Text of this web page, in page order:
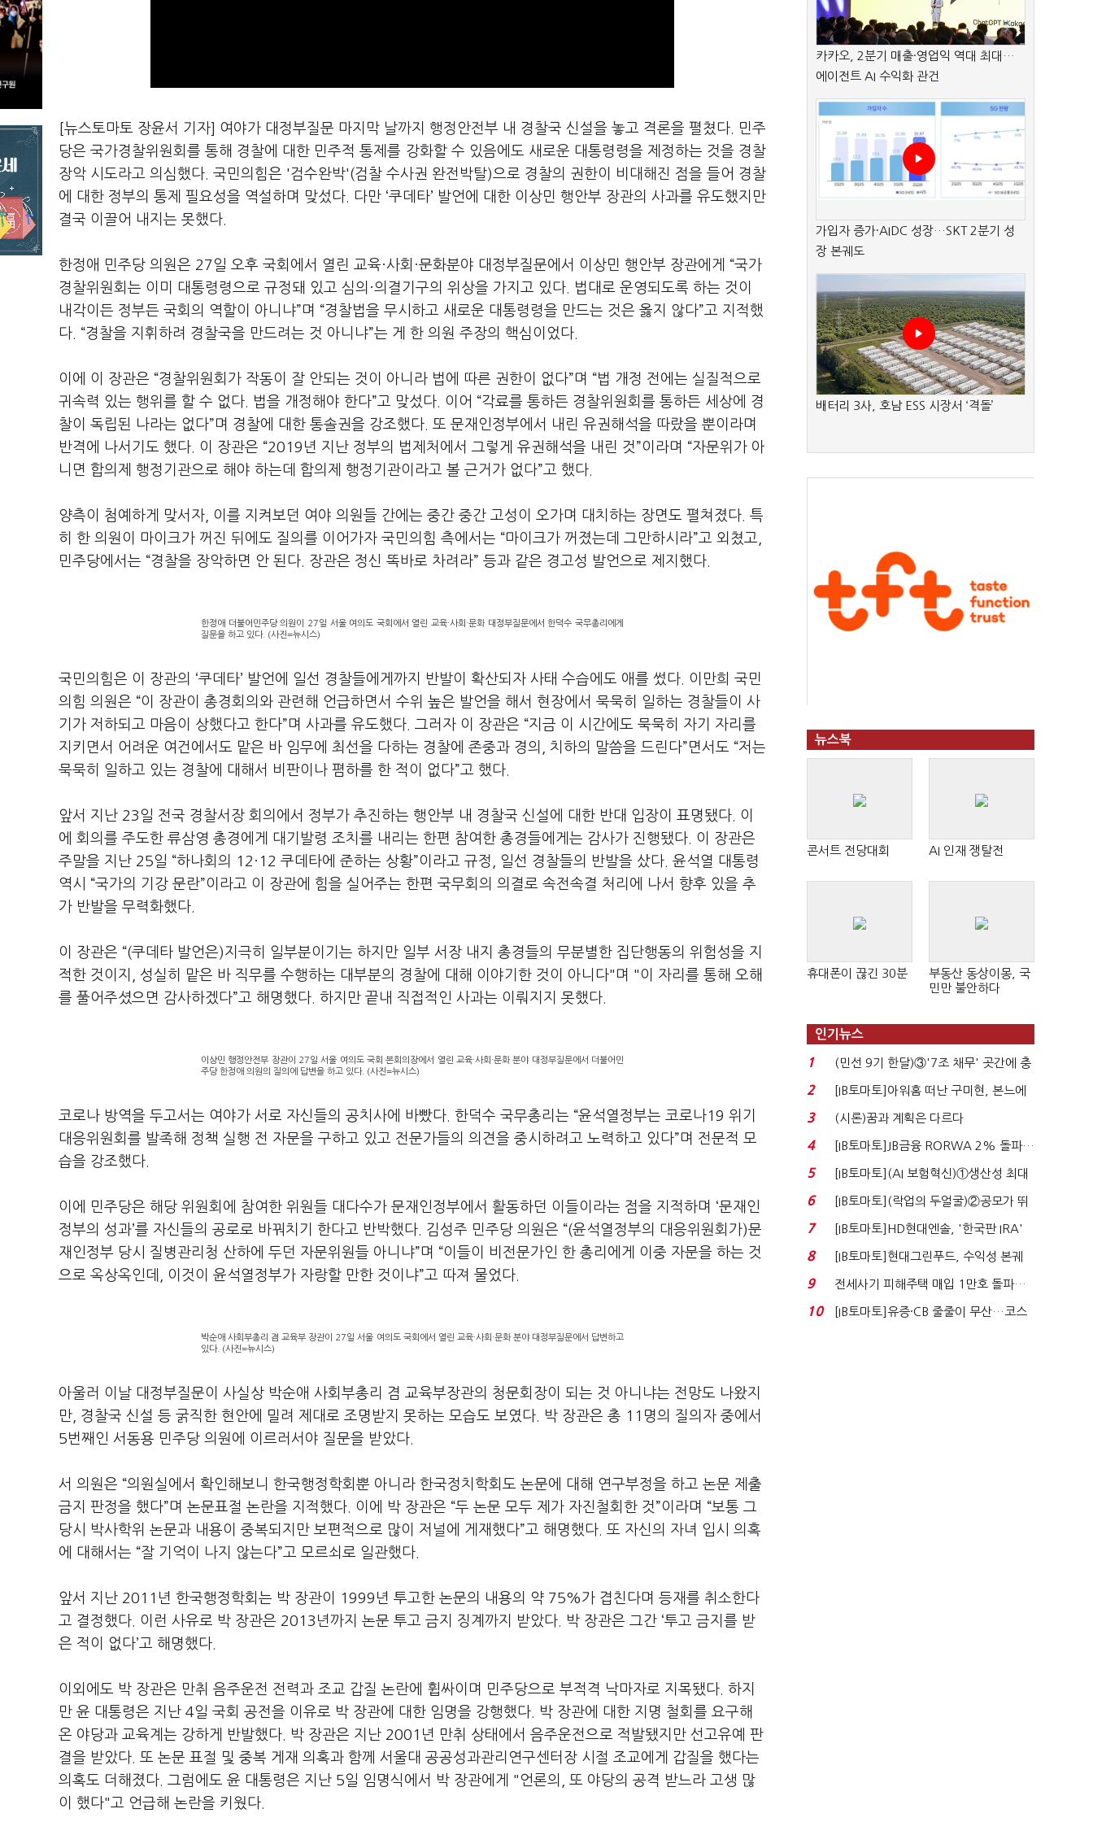
[뉴스토마토 장윤서 기자] 여야가 대정부질문 마지막 날까지 행정안전부 내 경찰국 신설을 놓고 격론을 펼쳤다. 민주
당은 국가경찰위원회를 통해 경찰에 대한 민주적 통제를 강화할 수 있음에도 새로운 대통령령을 제정하는 것을 경찰
장악 시도라고 의심했다. 국민의힘은 '검수완박'(검찰 수사권 완전박탈)으로 경찰의 권한이 비대해진 점을 들어 경찰
에 대한 정부의 통제 필요성을 역설하며 맞섰다. 다만 ‘쿠데타’ 발언에 대한 이상민 행안부 장관의 사과를 유도했지만
결국 이끌어 내지는 못했다.
한정애 민주당 의원은 27일 오후 국회에서 열린 교육·사회·문화분야 대정부질문에서 이상민 행안부 장관에게 “국가
경찰위원회는 이미 대통령령으로 규정돼 있고 심의·의결기구의 위상을 가지고 있다. 법대로 운영되도록 하는 것이
내각이든 정부든 국회의 역할이 아니냐”며 “경찰법을 무시하고 새로운 대통령령을 만드는 것은 옳지 않다”고 지적했
다. “경찰을 지휘하려 경찰국을 만드려는 것 아니냐”는 게 한 의원 주장의 핵심이었다.
이에 이 장관은 “경찰위원회가 작동이 잘 안되는 것이 아니라 법에 따른 권한이 없다”며 “법 개정 전에는 실질적으로
귀속력 있는 행위를 할 수 없다. 법을 개정해야 한다”고 맞섰다. 이어 “각료를 통하든 경찰위원회를 통하든 세상에 경
찰이 독립된 나라는 없다”며 경찰에 대한 통솔권을 강조했다. 또 문재인정부에서 내린 유권해석을 따랐을 뿐이라며
반격에 나서기도 했다. 이 장관은 “2019년 지난 정부의 법제처에서 그렇게 유권해석을 내린 것”이라며 “자문위가 아
니면 합의제 행정기관으로 해야 하는데 합의제 행정기관이라고 볼 근거가 없다”고 했다.
양측이 첨예하게 맞서자, 이를 지켜보던 여야 의원들 간에는 중간 중간 고성이 오가며 대치하는 장면도 펼쳐졌다. 특
히 한 의원이 마이크가 꺼진 뒤에도 질의를 이어가자 국민의힘 측에서는 “마이크가 꺼졌는데 그만하시라”고 외쳤고,
민주당에서는 “경찰을 장악하면 안 된다. 장관은 정신 똑바로 차려라” 등과 같은 경고성 발언으로 제지했다.
한정애 더불어민주당 의원이 27일 서울 여의도 국회에서 열린 교육·사회·문화 대정부질문에서 한덕수 국무총리에게
질문을 하고 있다. (사진=뉴시스)
국민의힘은 이 장관의 ‘쿠데타’ 발언에 일선 경찰들에게까지 반발이 확산되자 사태 수습에도 애를 썼다. 이만희 국민
의힘 의원은 “이 장관이 총경회의와 관련해 언급하면서 수위 높은 발언을 해서 현장에서 묵묵히 일하는 경찰들이 사
기가 저하되고 마음이 상했다고 한다”며 사과를 유도했다. 그러자 이 장관은 “지금 이 시간에도 묵묵히 자기 자리를
지키면서 어려운 여건에서도 맡은 바 임무에 최선을 다하는 경찰에 존중과 경의, 치하의 말씀을 드린다”면서도 “저는
묵묵히 일하고 있는 경찰에 대해서 비판이나 폄하를 한 적이 없다”고 했다.
앞서 지난 23일 전국 경찰서장 회의에서 정부가 추진하는 행안부 내 경찰국 신설에 대한 반대 입장이 표명됐다. 이
에 회의를 주도한 류삼영 총경에게 대기발령 조치를 내리는 한편 참여한 총경들에게는 감사가 진행됐다. 이 장관은
주말을 지난 25일 “하나회의 12·12 쿠데타에 준하는 상황”이라고 규정, 일선 경찰들의 반발을 샀다. 윤석열 대통령
역시 “국가의 기강 문란”이라고 이 장관에 힘을 실어주는 한편 국무회의 의결로 속전속결 처리에 나서 향후 있을 추
가 반발을 무력화했다.
이 장관은 “(쿠데타 발언은)지극히 일부분이기는 하지만 일부 서장 내지 총경들의 무분별한 집단행동의 위험성을 지
적한 것이지, 성실히 맡은 바 직무를 수행하는 대부분의 경찰에 대해 이야기한 것이 아니다"며 "이 자리를 통해 오해
를 풀어주셨으면 감사하겠다”고 해명했다. 하지만 끝내 직접적인 사과는 이뤄지지 못했다.
이상민 행정안전부 장관이 27일 서울 여의도 국회 본회의장에서 열린 교육·사회·문화 분야 대정부질문에서 더불어민
주당 한정애 의원의 질의에 답변을 하고 있다. (사진=뉴시스)
코로나 방역을 두고서는 여야가 서로 자신들의 공치사에 바빴다. 한덕수 국무총리는 “윤석열정부는 코로나19 위기
대응위원회를 발족해 정책 실행 전 자문을 구하고 있고 전문가들의 의견을 중시하려고 노력하고 있다”며 전문적 모
습을 강조했다.
이에 민주당은 해당 위원회에 참여한 위원들 대다수가 문재인정부에서 활동하던 이들이라는 점을 지적하며 ‘문재인
정부의 성과’를 자신들의 공로로 바꿔치기 한다고 반박했다. 김성주 민주당 의원은 “(윤석열정부의 대응위원회가)문
재인정부 당시 질병관리청 산하에 두던 자문위원들 아니냐”며 “이들이 비전문가인 한 총리에게 이중 자문을 하는 것
으로 옥상옥인데, 이것이 윤석열정부가 자랑할 만한 것이냐”고 따져 물었다.
박순애 사회부총리 겸 교육부 장관이 27일 서울 여의도 국회에서 열린 교육·사회·문화 분야 대정부질문에서 답변하고
있다. (사진=뉴시스)
아울러 이날 대정부질문이 사실상 박순애 사회부총리 겸 교육부장관의 청문회장이 되는 것 아니냐는 전망도 나왔지
만, 경찰국 신설 등 굵직한 현안에 밀려 제대로 조명받지 못하는 모습도 보였다. 박 장관은 총 11명의 질의자 중에서
5번째인 서동용 민주당 의원에 이르러서야 질문을 받았다.
서 의원은 “의원실에서 확인해보니 한국행정학회뿐 아니라 한국정치학회도 논문에 대해 연구부정을 하고 논문 제출
금지 판정을 했다”며 논문표절 논란을 지적했다. 이에 박 장관은 “두 논문 모두 제가 자진철회한 것”이라며 “보통 그
당시 박사학위 논문과 내용이 중복되지만 보편적으로 많이 저널에 게재했다”고 해명했다. 또 자신의 자녀 입시 의혹
에 대해서는 “잘 기억이 나지 않는다”고 모르쇠로 일관했다.
앞서 지난 2011년 한국행정학회는 박 장관이 1999년 투고한 논문의 내용의 약 75%가 겹친다며 등재를 취소한다
고 결정했다. 이런 사유로 박 장관은 2013년까지 논문 투고 금지 징계까지 받았다. 박 장관은 그간 ‘투고 금지를 받
은 적이 없다’고 해명했다.
이외에도 박 장관은 만취 음주운전 전력과 조교 갑질 논란에 휩싸이며 민주당으로 부적격 낙마자로 지목됐다. 하지
만 윤 대통령은 지난 4일 국회 공전을 이유로 박 장관에 대한 임명을 강행했다. 박 장관에 대한 지명 철회를 요구해
온 야당과 교육계는 강하게 반발했다. 박 장관은 지난 2001년 만취 상태에서 음주운전으로 적발됐지만 선고유예 판
결을 받았다. 또 논문 표절 및 중복 게재 의혹과 함께 서울대 공공성과관리연구센터장 시절 조교에게 갑질을 했다는
의혹도 더해졌다. 그럼에도 윤 대통령은 지난 5일 임명식에서 박 장관에게 "언론의, 또 야당의 공격 받느라 고생 많
이 했다"고 언급해 논란을 키웠다.
카카오, 2분기 매출·영업익 역대 최대…
에이전트 AI 수익화 관건
가입자 증가·AIDC 성장…SKT 2분기 성
장 본궤도
배터리 3사, 호남 ESS 시장서 ‘격돌’
뉴스북
콘서트 전당대회 AI 인재 쟁탈전
휴대폰이 끊긴 30분
부동산 동상이몽, 국
민만 불안하다
인기뉴스
1
(민선 9기 한달)③'7조 채무' 곳간에 충
격…추미애, 20년...
2
[IB토마토]아워홈 떠난 구미현, 본느에
340억 베팅…가...
3 (시론)꿈과 계획은 다르다
4
[IB토마토]JB금융 RORWA 2% 돌파…
실적 견인은 은행 ...
5
[IB토마토](AI 보험혁신)①생산성 최대
80% 개선…현실...
6
[IB토마토](락업의 두얼굴)②공모가 뛰
자 첫날 매도…FI ...
7
[IB토마토]HD현대엔솔, '한국판 IRA'
수혜 부상…세액공...
8
[IB토마토]현대그린푸드, 수익성 본궤
도…실적 개선에 ...
9
전세사기 피해주택 매입 1만호 돌파…
누적 피해자 4만2...
10
[IB토마토]유증·CB 줄줄이 무산…코스